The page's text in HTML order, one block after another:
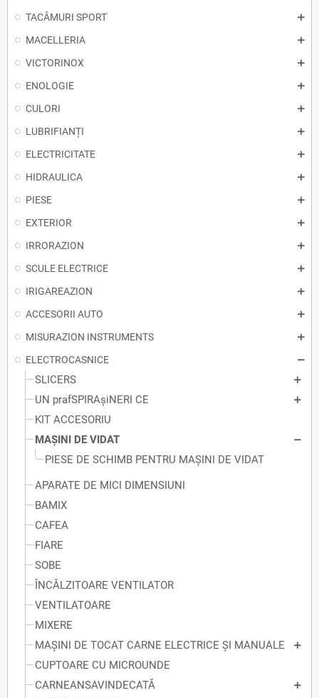
TACÂMURI SPORT
MACELLERIA
VICTORINOX
ENOLOGIE
CULORI
LUBRIFIANȚI
ELECTRICITATE
HIDRAULICA
PIESE
EXTERIOR
IRRORAZION
SCULE ELECTRICE
IRIGAREAZION
ACCESORII AUTO
MISURAZION INSTRUMENTS
ELECTROCASNICE
SLICERS
UN prafSPIRAșiNERI CE
KIT ACCESORIU
MAȘINI DE VIDAT
PIESE DE SCHIMB PENTRU MAȘINI DE VIDAT
APARATE DE MICI DIMENSIUNI
BAMIX
CAFEA
FIARE
SOBE
ÎNCĂLZITOARE VENTILATOR
VENTILATOARE
MIXERE
MAȘINI DE TOCAT CARNE ELECTRICE ȘI MANUALE
CUPTOARE CU MICROUNDE
CARNEANSAVINDECATĂ